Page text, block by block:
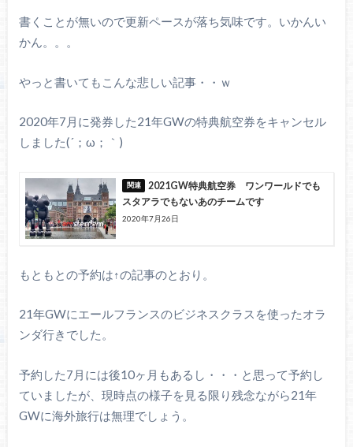
書くことが無いので更新ペースが落ち気味です。いかんい
かん。。。
やっと書いてもこんな悲しい記事・・ｗ
2020年7月に発券した21年GWの特典航空券をキャンセル
しました(´；ω；｀)
2021GW特典航空券 ワンワールドでも
スタアラでもないあのチームです
2020年7月26日
もともとの予約は↑の記事のとおり。
21年GWにエールフランスのビジネスクラスを使ったオラ
ンダ行きでした。
予約した7月には後10ヶ月もあるし・・・と思って予約し
ていましたが、現時点の様子を見る限り残念ながら21年
GWに海外旅行は無理でしょう。